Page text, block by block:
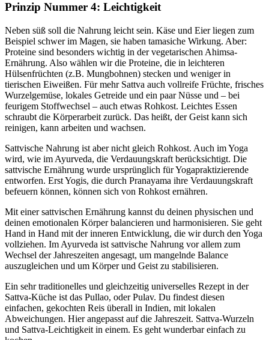
Prinzip Nummer 4: Leichtigkeit
Neben süß soll die Nahrung leicht sein. Käse und Eier liegen zum
Beispiel schwer im Magen, sie haben tamasiche Wirkung. Aber:
Proteine sind besonders wichtig in der vegetarischen Ahimsa-
Ernährung. Also wählen wir die Proteine, die in leichteren
Hülsenfrüchten (z.B. Mungbohnen) stecken und weniger in
tierischen Eiweißen. Für mehr Sattva auch vollreife Früchte, frisches
Wurzelgemüse, lokales Getreide und ein paar Nüsse und – bei
feurigem Stoffwechsel – auch etwas Rohkost. Leichtes Essen
schraubt die Körperarbeit zurück. Das heißt, der Geist kann sich
reinigen, kann arbeiten und wachsen.
Sattvische Nahrung ist aber nicht gleich Rohkost. Auch im Yoga
wird, wie im Ayurveda, die Verdauungskraft berücksichtigt. Die
sattvische Ernährung wurde ursprünglich für Yogapraktizierende
entworfen. Erst Yogis, die durch Pranayama ihre Verdauungskraft
befeuern können, können sich von Rohkost ernähren.
Mit einer sattvischen Ernährung kannst du deinen physischen und
deinen emotionalen Körper balancieren und harmonisieren. Sie geht
Hand in Hand mit der inneren Entwicklung, die wir durch den Yoga
vollziehen. Im Ayurveda ist sattvische Nahrung vor allem zum
Wechsel der Jahreszeiten angesagt, um mangelnde Balance
auszugleichen und um Körper und Geist zu stabilisieren.
Ein sehr traditionelles und gleichzeitig universelles Rezept in der
Sattva-Küche ist das Pullao, oder Pulav. Du findest diesen
einfachen, gekochten Reis überall in Indien, mit lokalen
Abweichungen. Hier angepasst auf die Jahreszeit. Sattva-Wurzeln
und Sattva-Leichtigkeit in einem. Es geht wunderbar einfach zu